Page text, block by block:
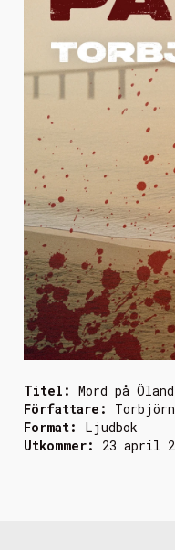
Titel: Mord på Öland
Författare:
Format: Ljudbok
Utkommer: 23 april